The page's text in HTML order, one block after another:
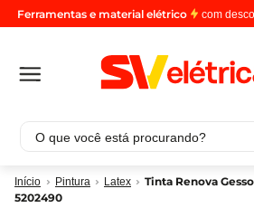
Ferramentas e material elétrico com
O que você está procurando?
Pintura Latex
Tinta Renova
5202490
Termos mais buscados